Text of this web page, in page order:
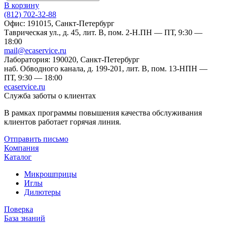
В корзину
(812) 702-32-88
Офис: 191015, Санкт-Петербург
Таврическая ул., д. 45, лит. В, пом. 2-Н.ПН — ПТ, 9:30 —
18:00
mail@ecaservice.ru
Лаборатория: 190020, Санкт-Петербург
наб. Обводного канала, д. 199-201, лит. В, пом. 13-НПН —
ПТ, 9:30 — 18:00
ecaservice.ru
Служба заботы о клиентах
В рамках программы повышения качества обслуживания
клиентов работает горячая линия.
Отправить письмо
Компания
Каталог
Микрошприцы
Иглы
Дилютеры
Поверка
База знаний